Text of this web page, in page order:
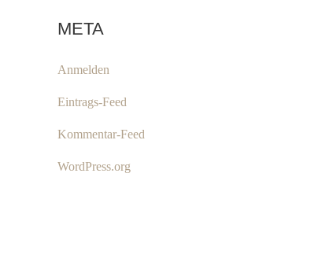
META
Anmelden
Eintrags-Feed
Kommentar-Feed
WordPress.org